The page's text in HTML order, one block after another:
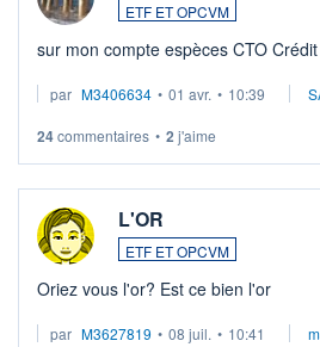
ETF ET OPCVM
sur mon compte espèces CTO
par M3406634 • 01 avr. • 10:39
24commentaires • 2 j'aime
L'OR
ETF ET OPCVM
Oriez vous l'or? Est ce bien l'or
par M3627819 • 08 juil. • 10:41